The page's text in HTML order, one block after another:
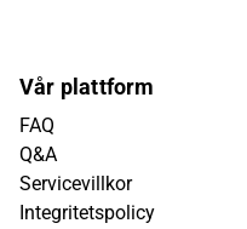
Vår plattform
FAQ
Q&A
Servicevillkor
Integritetspolicy